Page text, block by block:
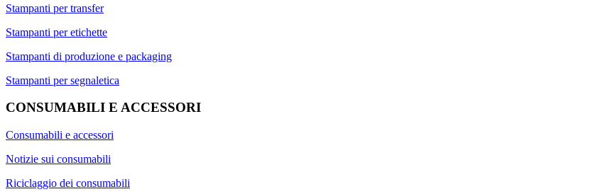
Stampanti per transfer
Stampanti per etichette
Stampanti di produzione e packaging
Stampanti per segnaletica
CONSUMABILI E ACCESSORI
Consumabili e accessori
Notizie sui consumabili
Riciclaggio dei consumabili